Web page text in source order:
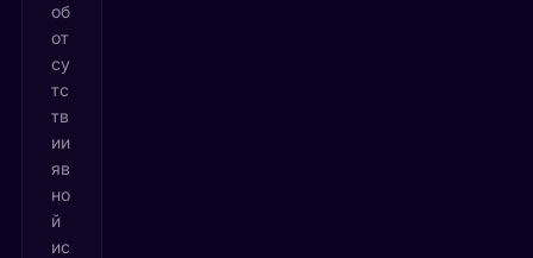
об
от
су
тс
тв
ии
яв
но
й
ис